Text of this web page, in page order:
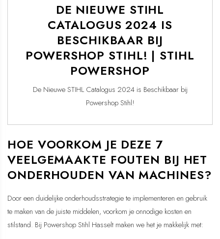
DE NIEUWE STIHL
CATALOGUS 2024 IS
BESCHIKBAAR BIJ
POWERSHOP STIHL! | STIHL
POWERSHOP
De Nieuwe STIHL Catalogus 2024 is Beschikbaar bij
Powershop Stihl!
HOE VOORKOM JE DEZE 7
VEELGEMAAKTE FOUTEN BIJ HET
ONDERHOUDEN VAN MACHINES?
Door een duidelijke onderhoudsstrategie te implementeren en gebruik
te maken van de juiste middelen, voorkom je onnodige kosten en
stilstand. Bij Powershop Stihl Hasselt maken we het je makkelijk met: